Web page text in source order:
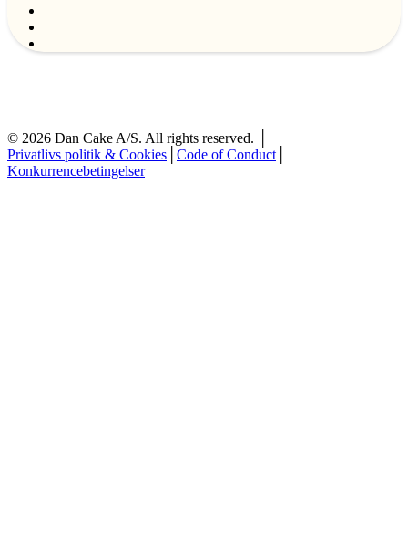
© 2026 Dan Cake A/S. All rights reserved. │
Privatlivs politik & Cookies
Code of Conduct
Konkurrencebetingelser